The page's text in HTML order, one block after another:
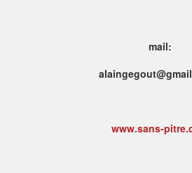
mail:
www.sans-